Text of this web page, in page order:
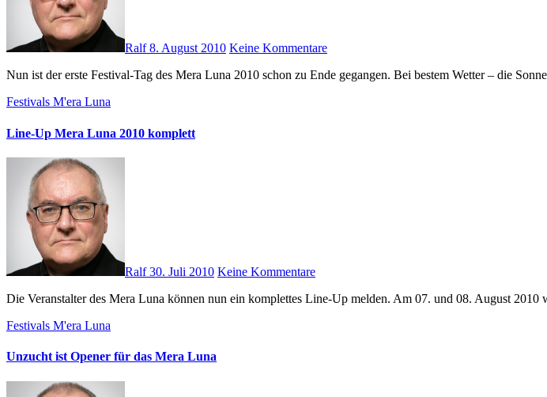
Ralf8. August 2010 Keine Kommentare
Nun ist der erste Festival-Tag des Mera Luna 2010 schon zu Ende gegangen. Bei bestem Wetter – die
Festivals M'era Luna
Line-Up Mera Luna 2010 komplett
Ralf30. Juli 2010 Keine Kommentare
Die Veranstalter des Mera Luna können nun ein komplettes Line-Up melden. Am 07. und 08. August
Festivals M'era Luna
Unzucht ist Opener für das Mera Luna